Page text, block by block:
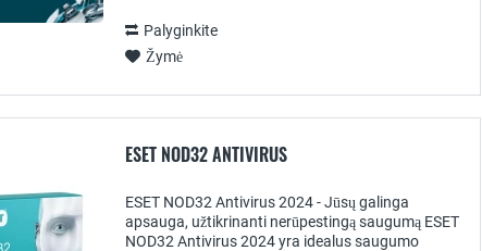
Palyginkite
Žymė
ESET NOD32 ANTIVIRUS
ESET NOD32 Antivirus 2024 - Jūsų galinga
apsauga, užtikrinanti nerūpestingą saugumą ESET
NOD32 Antivirus 2024 yra idealus saugumo